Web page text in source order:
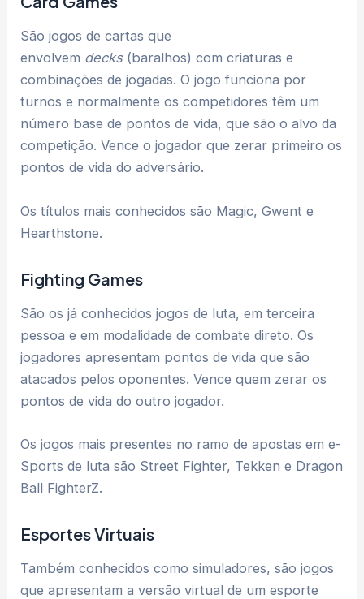
São jogos de cartas que
envolvem decks (baralhos) com criaturas e
combinações de jogadas. O jogo funciona por
turnos e normalmente os competidores têm um
número base de pontos de vida, que são o alvo da
competição. Vence o jogador que zerar primeiro os
pontos de vida do adversário.
Os títulos mais conhecidos são Magic, Gwent e
Hearthstone.
Fighting Games
São os já conhecidos jogos de luta, em terceira
pessoa e em modalidade de combate direto. Os
jogadores apresentam pontos de vida que são
atacados pelos oponentes. Vence quem zerar os
pontos de vida do outro jogador.
Os jogos mais presentes no ramo de apostas em e-
Sports de luta são Street Fighter, Tekken e Dragon
Ball FighterZ.
Esportes Virtuais
Também conhecidos como simuladores, são jogos
que apresentam a versão virtual de um esporte